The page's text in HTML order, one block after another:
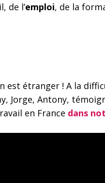
de l’emploi, de la
est étranger ! A la
Jorge, Antony,
en France dans